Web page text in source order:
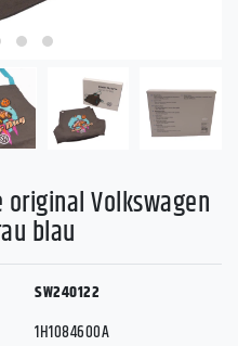
original Volkswagen
blau
SW240122
1H1084600A